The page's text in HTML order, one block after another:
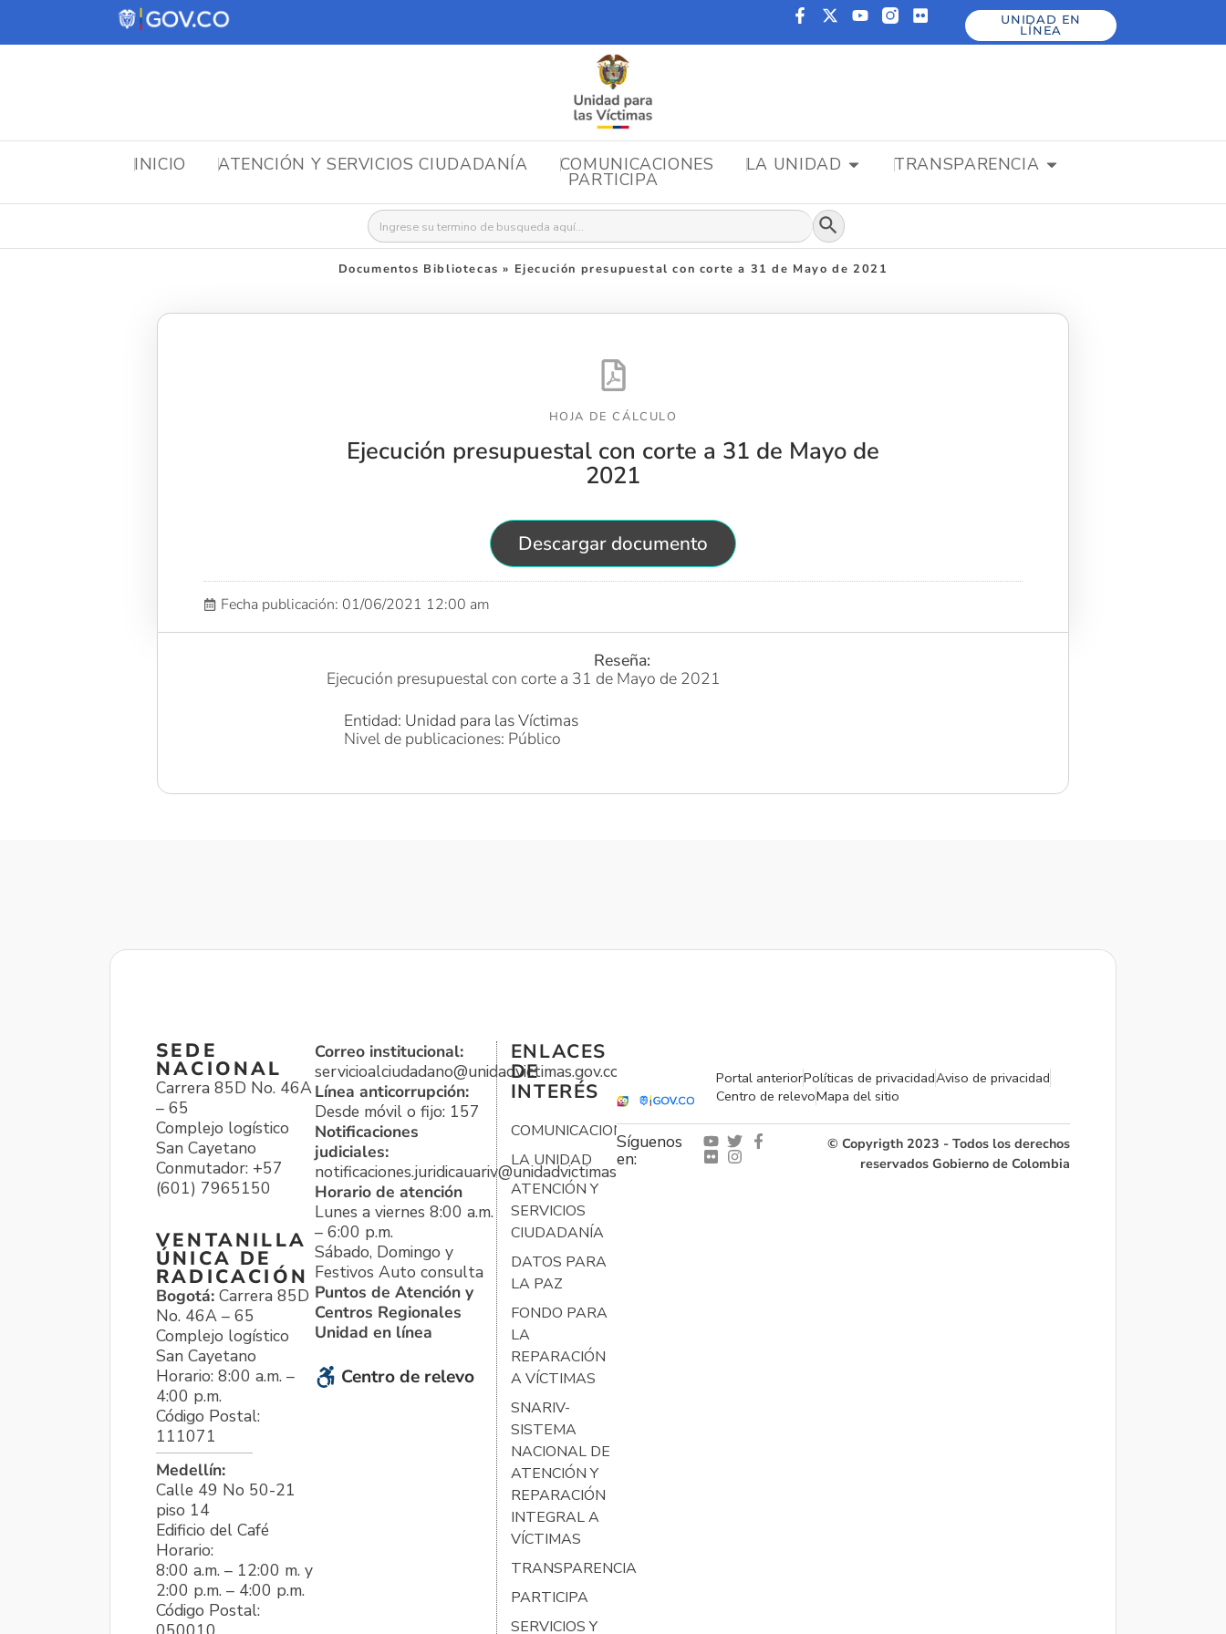
UNIDAD EN
LÍNEA
INICIO ATENCIÓN Y SERVICIOS CIUDADANÍA COMUNICACIONES LA UNIDAD TRANSPARENCIA
PARTICIPA
Buscar: Botón de búsqueda
Documentos Bibliotecas » Ejecución presupuestal con corte a 31 de Mayo de 2021
HOJA DE CÁLCULO
Ejecución presupuestal con corte a 31 de Mayo de
2021
Descargar documento
Fecha publicación: 01/06/2021 12:00 am
Reseña:
Ejecución presupuestal con corte a 31 de Mayo de 2021
Entidad: Unidad para las Víctimas
Nivel de publicaciones: Público
SEDE
NACIONAL
Carrera 85D No. 46A
– 65
Complejo logístico
San Cayetano
Conmutador: +57
(601) 7965150
VENTANILLA
ÚNICA DE
RADICACIÓN
Bogotá: Carrera 85D
No. 46A – 65
Complejo logístico
San Cayetano
Horario: 8:00 a.m. –
4:00 p.m.
Código Postal:
111071
Medellín:
Calle 49 No 50-21
piso 14
Edificio del Café
Horario:
8:00 a.m. – 12:00 m. y
2:00 p.m. – 4:00 p.m.
Código Postal:
Correo institucional:
servicioalciudadano@unidadvictimas.gov.co
Línea anticorrupción:
Desde móvil o fijo: 157
Notificaciones
judiciales:
notificaciones.juridicauariv@unidadvictimas.gov.co
Horario de atención
Lunes a viernes 8:00 a.m.
– 6:00 p.m.
Sábado, Domingo y
Festivos Auto consulta
Puntos de Atención y
Centros Regionales
Unidad en línea
Centro de relevo
ENLACES
DE
INTERÉS
COMUNICACIONES
LA UNIDAD
ATENCIÓN Y
SERVICIOS
CIUDADANÍA
DATOS PARA
LA PAZ
FONDO PARA
LA
REPARACIÓN
A VÍCTIMAS
SNARIV-
SISTEMA
NACIONAL DE
ATENCIÓN Y
REPARACIÓN
INTEGRAL A
VÍCTIMAS
TRANSPARENCIA
PARTICIPA
SERVICIOS Y
Portal anteriorPolíticas de privacidadAviso de privacidad
Centro de relevoMapa del sitio
Síguenos
en:
© Copyrigth 2023 - Todos los derechos
reservados Gobierno de Colombia